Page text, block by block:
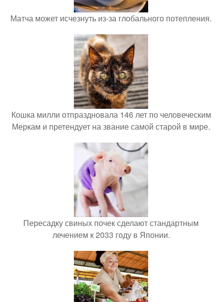
Матча может исчезнуть из-за глобального потепления.
Кошка милли отпраздновала 146 лет по человеческим
Меркам и претендует на звание самой старой в мире.
Пересадку свиных почек сделают стандартным
лечением к 2033 году в Японии.